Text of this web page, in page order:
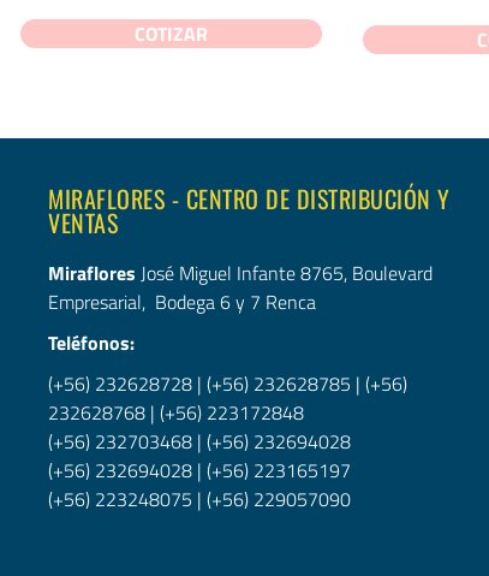
COTIZAR
MIRAFLORES - CENTRO DE DISTRIBUCIÓN Y
VENTAS
Miraflores José Miguel Infante 8765, Boulevard
Empresarial, Bodega 6 y 7 Renca
Teléfonos:
(+56) 232628728 | (+56) 232628785 | (+56)
232628768 | (+56) 223172848
(+56) 232703468 | (+56) 232694028
(+56) 232694028 | (+56) 223165197
(+56) 223248075 | (+56) 229057090